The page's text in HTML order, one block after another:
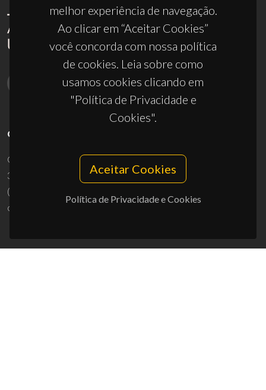
melhor experiência de navegação.
Ao clicar em “Aceitar Cookies”
você concorda com nossa política
de cookies. Leia sobre como
usamos cookies clicando em
"Política de Privacidade e
Cookies".
Aceitar Cookies
Política de Privacidade e Cookies
CONTACTOS
Campus Universitário de Santiago
3810-193 Aveiro - Portugal
(+351) 234 370 200
ciceco@ua.pt